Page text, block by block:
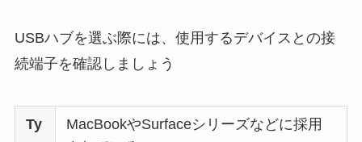
USBハブを選ぶ際には、使用するデバイスとの接
続端子を確認しましょう
Ty
MacBookやSurfaceシリーズなどに採用